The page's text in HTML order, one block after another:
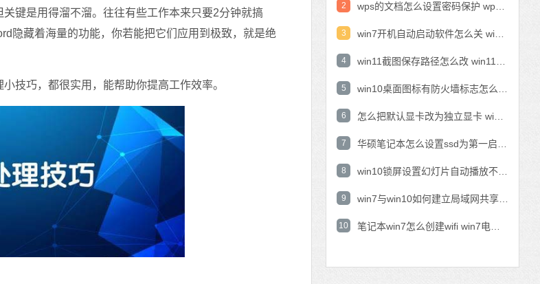
键是用得溜不溜。往往有些工作本来只要2分钟就搞
隐藏着海量的功能，你若能把它们应用到极致，就是绝
巧，都很实用，能帮助你提高工作效率。
2
3
4
5
6
7
8
9
10